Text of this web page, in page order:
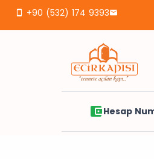
+90 (532) 174 9393
Hesap